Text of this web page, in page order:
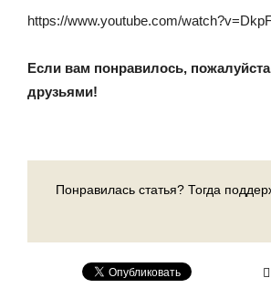
https://www.youtube.com/
Если вам понравилось,
друзьями!
Понравилась статья? Тогда